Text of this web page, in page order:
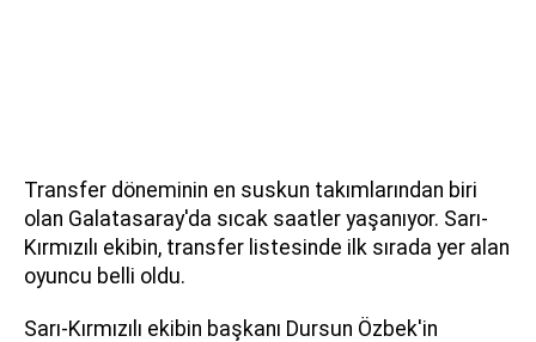
Transfer döneminin en suskun takımlarından biri
olan Galatasaray'da sıcak saatler yaşanıyor. Sarı-
Kırmızılı ekibin, transfer listesinde ilk sırada yer alan
oyuncu belli oldu.
Sarı-Kırmızılı ekibin başkanı Dursun Özbek'in